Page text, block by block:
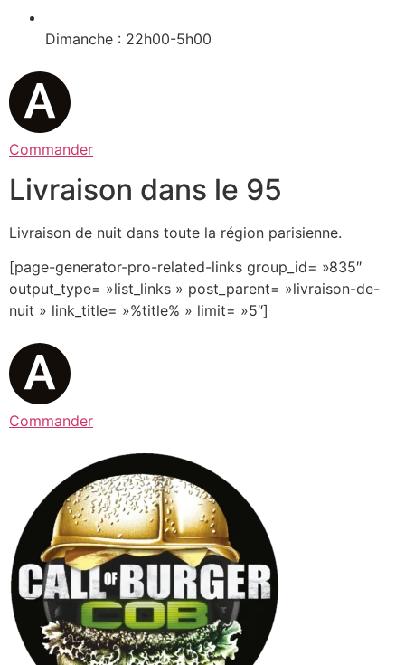
Dimanche : 22h00-5h00
Commander
Livraison dans le 95
Livraison de nuit dans toute la région parisienne.
[page-generator-pro-related-links group_id= »835″
output_type= »list_links » post_parent= »livraison-de-
nuit » link_title= »%title% » limit= »5″]
Commander